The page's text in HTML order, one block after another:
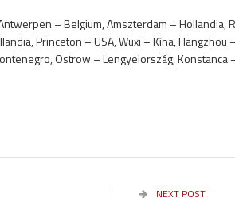
– Belgium, Amszterdam – Hollandia,
Princeton – USA, Wuxi – Kína, Hangzhou
Ostrow – Lengyelország, Konstanca
NEXT POST